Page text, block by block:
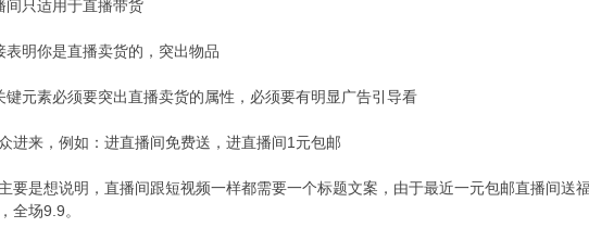
只适用于直播带货
明你是直播卖货的，突出物品
素必须要突出直播卖货的属性，必须要有明显广告引导看
来，例如：进直播间免费送，进直播间1元包邮
是想说明，直播间跟短视频一样都需要一个标题文案，由于最近一元包邮直播间送
全场9.9。